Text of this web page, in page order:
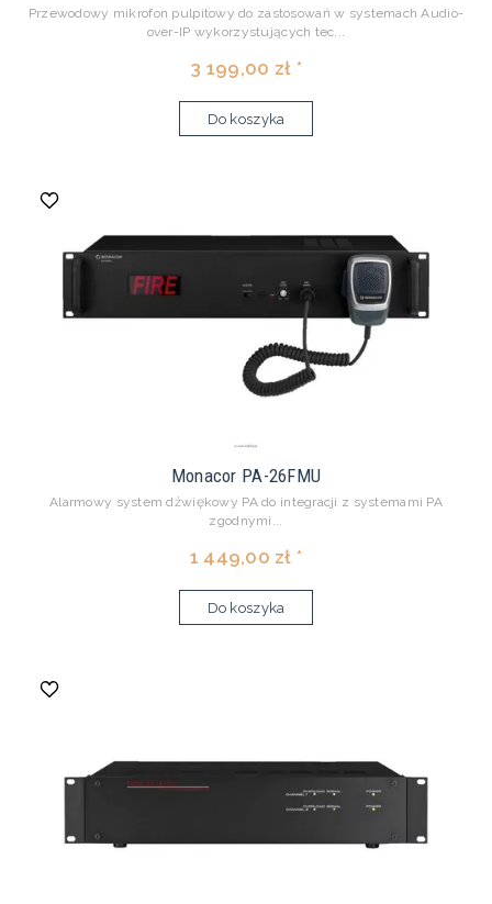
Przewodowy mikrofon pulpitowy do zastosowań w systemach Audio-
over-IP wykorzystujących tec...
3 199,00 zł *
Do koszyka
Monacor PA-26FMU
Alarmowy system dźwiękowy PA do integracji z systemami PA
zgodnymi...
1 449,00 zł *
Do koszyka